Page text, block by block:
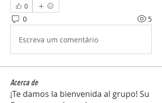
0
0 5
Escreva um comentário
Acerca de
¡Te damos la bienvenida al grupo! Su